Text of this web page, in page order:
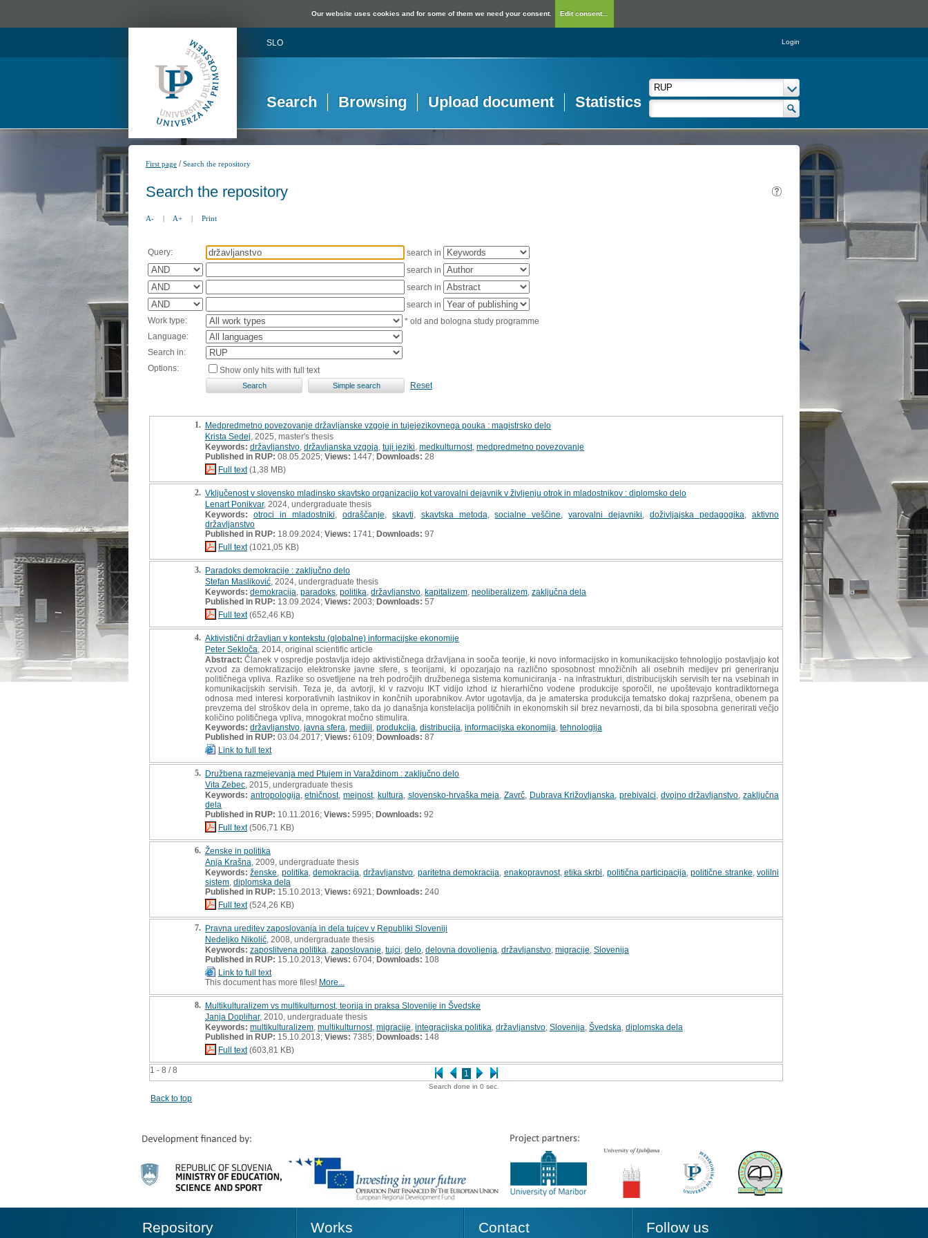
Our website uses cookies and for some of them we need your consent. Edit consent...
SLO Login
Search Browsing Upload document Statistics
First page /Search the repository
Search the repository
A- | A+ | Print
Query:
search in
search in
search in
search in
Work type:
* old and bologna study programme
Language:
Search in:
Options:
Show only hits with full text
Reset
1 - 8 / 8 1
1. Medpredmetno povezovanje državljanske vzgoje in tujejezikovnega pouka : magistrsko delo
Krista Sedej , 2025, master's thesis
Keywords: državljanstvo državljanska vzgoja tuji jeziki medkulturnost, medpredmetno povezovanje
Published in RUP: 08.05.2025; Views: 1447; Downloads: 28
Full text(1,38 MB)
2. Vključenost v slovensko mladinsko skavtsko organizacijo kot varovalni dejavnik v življenju otrok in mladostnikov : diplomsko delo
Lenart Ponikvar, 2024, undergraduate thesis
Keywords:
otroci in mladostniki odraščanje skavti skavtska metoda ,socialne veščine ,varovalni dejavniki ,doživljajska pedagogika ,aktivno
državljanstvo
Published in RUP: 18.09.2024; Views: 1741; Downloads: 97
Full text(1021,05 KB)
3. Paradoks demokracije : zaključno delo
Stefan Masliković , 2024, undergraduate thesis
Keywords: demokracija paradoks politika državljanstvo kapitalizem neoliberalizem zaključna dela
Published in RUP: 13.09.2024; Views: 2003; Downloads: 57
Full text(652,46 KB)
4. Aktivistični državljan v kontekstu (globalne) informacijske ekonomije
Peter Sekloča , 2014, original scientific article
Abstract: Članek v ospredje postavlja idejo aktivističnega državljana in sooča teorije, ki novo informacijsko in komunikacijsko tehnologijo postavljajo kot
vzvod za demokratizacijo elektronske javne sfere, s teorijami, ki opozarjajo na različno sposobnost množičnih ali osebnih medijev pri generiranju
političnega vpliva. Razlike so osvetljene na treh področjih družbenega sistema komuniciranja - na infrastrukturi, distribucijskih servisih ter na vsebinah in
komunikacijskih servisih. Teza je, da avtorji, ki v razvoju IKT vidijo izhod iz hierarhično vodene produkcije sporočil, ne upoštevajo kontradiktornega
odnosa med interesi korporativnih lastnikov in končnih uporabnikov. Avtor ugotavlja, da je amaterska produkcija tematsko dokaj razpršena, obenem pa
prevzema del stroškov dela in opreme, tako da jo današnja konstelacija političnih in ekonomskih sil brez nevarnosti, da bi bila sposobna generirati večjo
količino političnega vpliva, mnogokrat močno stimulira.
Keywords: državljanstvo javna sfera mediji produkcija distribucija informacijska ekonomija tehnologija
Published in RUP: 03.04.2017; Views: 6109; Downloads: 87
Link to full text
5. Družbena razmejevanja med Ptujem in Varaždinom : zaključno delo
Vita Zebec , 2015, undergraduate thesis
Keywords: antropologija ,etničnost,mejnost, kultura slovensko-hrvaška meja Zavrč, Dubrava Križovljanska ,prebivalci dvojno državljanstvo ,zaključna
dela
Published in RUP: 10.11.2016; Views: 5995; Downloads: 92
Full text(506,71 KB)
6. Ženske in politika
Anja Krašna , 2009, undergraduate thesis
Keywords: ženske politika ,demokracija ,državljanstvo paritetna demokracija enakopravnost, etika skrbi politična participacija ,politične stranke ,volilni
sistem diplomska dela
Published in RUP: 15.10.2013; Views: 6921; Downloads: 240
Full text(524,26 KB)
7. Pravna ureditev zaposlovanja in dela tujcev v Republiki Sloveniji
Nedeljko Nikolić , 2008, undergraduate thesis
Keywords: zaposlitvena politika zaposlovanje tujci delo delovna dovoljenja državljanstvo migracije Slovenija
Published in RUP: 15.10.2013; Views: 6704; Downloads: 108
Link to full text
This document has more files! More...
8. Multikulturalizem vs multikulturnost, teorija in praksa Slovenije in Švedske
Janja Doplihar, 2010, undergraduate thesis
Keywords: multikulturalizem multikulturnost, migracije integracijska politika državljanstvo Slovenija Švedska diplomska dela
Published in RUP: 15.10.2013; Views: 7385; Downloads: 148
Full text(603,81 KB)
Search done in 0 sec.
Back to top
Repository Works Contact Follow us